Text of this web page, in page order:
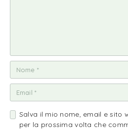
Salva il mio nome, email e sito
per la prossima volta che